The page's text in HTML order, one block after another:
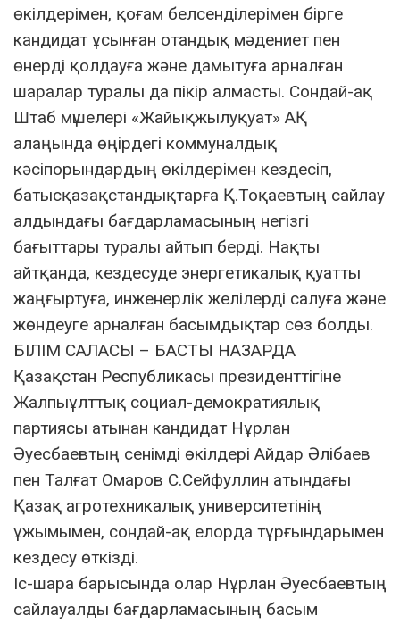
өкілдерімен, қоғам белсенділерімен бірге
кандидат ұсынған отандық мәдениет пен
өнерді қолдауға және дамытуға арналған
шаралар туралы да пікір алмасты. Сондай-ақ
Штаб мүшелері «Жайықжылуқуат» АҚ
алаңында өңірдегі коммуналдық
кәсіпорындардың өкілдерімен кездесіп,
батысқазақстандықтарға Қ.Тоқаевтың сайлау
алдындағы бағдарламасының негізгі
бағыттары туралы айтып берді. Нақты
айтқанда, кездесуде энергетикалық қуатты
жаңғыртуға, инженерлік желілерді салуға және
жөндеуге арналған басымдықтар сөз болды.
БІЛІМ САЛАСЫ – БАСТЫ НАЗАРДА
Қазақстан Республикасы президенттігіне
Жалпыұлттық социал-демократиялық
партиясы атынан кандидат Нұрлан
Әуесбаевтың сенімді өкілдері Айдар Әлібаев
пен Талғат Омаров С.Сейфуллин атындағы
Қазақ агротехникалық университетінің
ұжымымен, сондай-ақ елорда тұрғындарымен
кездесу өткізді.
Іс-шара барысында олар Нұрлан Әуесбаевтың
сайлауалды бағдарламасының басым